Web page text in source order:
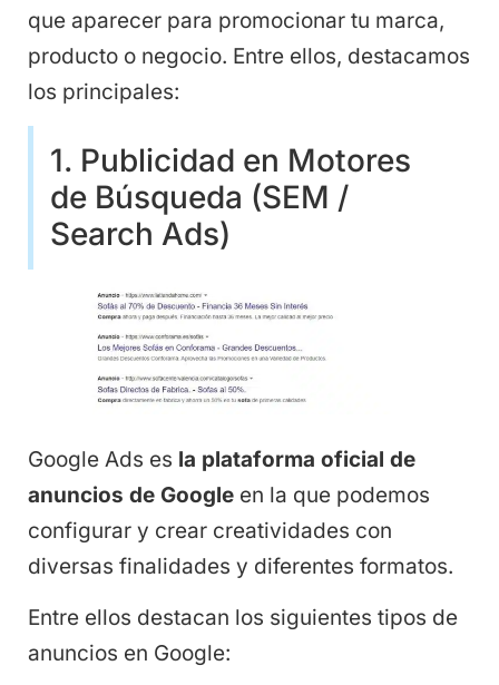
que aparecer para promocionar tu marca,
producto o negocio. Entre ellos, destacamos
los principales:
1. Publicidad en Motores
de Búsqueda (SEM /
Search Ads)
Google Ads es la plataforma oficial de
anuncios de Google en la que podemos
configurar y crear creatividades con
diversas finalidades y diferentes formatos.
Entre ellos destacan los siguientes tipos de
anuncios en Google: